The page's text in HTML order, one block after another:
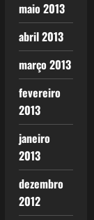
maio 2013
abril 2013
março 2013
fevereiro
2013
janeiro
2013
dezembro
2012